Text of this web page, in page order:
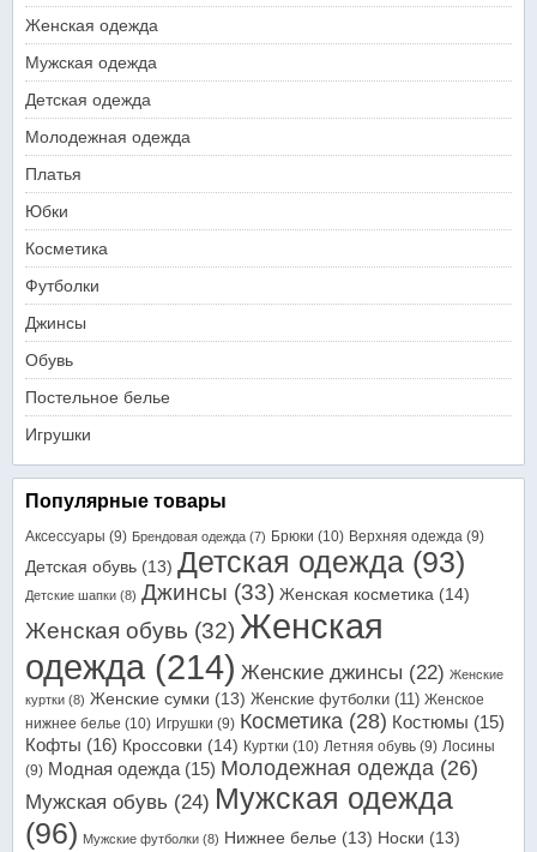
Женская одежда
Мужская одежда
Детская одежда
Молодежная одежда
Платья
Юбки
Косметика
Футболки
Джинсы
Обувь
Постельное белье
Игрушки
Популярные товары
Аксессуары (9) Брендовая одежда (7) Брюки (10) Верхняя одежда (9)
Детская обувь (13) Детская одежда (93)
Детские шапки (8) Джинсы (33) Женская косметика (14)
Женская обувь (32) Женская
одежда (214) Женские джинсы (22) Женские
куртки (8) Женские сумки (13) Женские футболки (11) Женское
нижнее белье (10) Игрушки (9) Косметика (28) Костюмы (15)
Кофты (16) Кроссовки (14) Куртки (10) Летняя обувь (9) Лосины
(9) Модная одежда (15) Молодежная одежда (26)
Мужская обувь (24) Мужская одежда
(96) Мужские футболки (8) Нижнее белье (13) Носки (13)